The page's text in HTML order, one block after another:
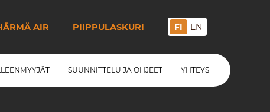
AIR PIIPPULASKURI FI EN
SUUNNITTELU JA OHJEET YHTEYS